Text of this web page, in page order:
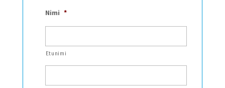
Nimi *
Etunimi